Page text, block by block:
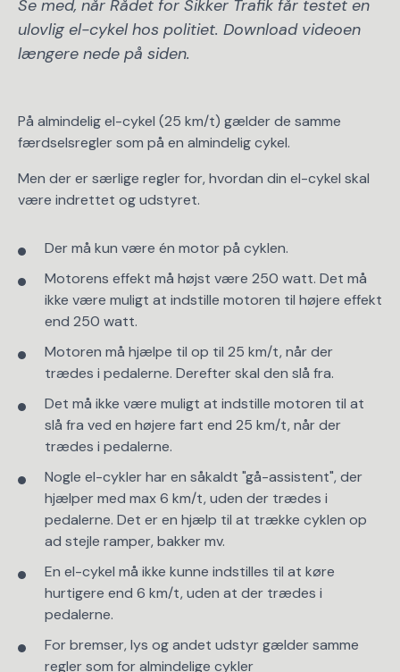
Se med, når Rådet for Sikker Trafik får testet en
ulovlig el-cykel hos politiet. Download videoen
længere nede på siden.
På almindelig el-cykel (25 km/t) gælder de samme
færdselsregler som på en almindelig cykel.
Men der er særlige regler for, hvordan din el-cykel skal
være indrettet og udstyret.
Der må kun være én motor på cyklen.
Motorens effekt må højst være 250 watt. Det må
ikke være muligt at indstille motoren til højere effekt
end 250 watt.
Motoren må hjælpe til op til 25 km/t, når der
trædes i pedalerne. Derefter skal den slå fra.
Det må ikke være muligt at indstille motoren til at
slå fra ved en højere fart end 25 km/t, når der
trædes i pedalerne.
Nogle el-cykler har en såkaldt "gå-assistent", der
hjælper med max 6 km/t, uden der trædes i
pedalerne. Det er en hjælp til at trække cyklen op
ad stejle ramper, bakker mv.
En el-cykel må ikke kunne indstilles til at køre
hurtigere end 6 km/t, uden at der trædes i
pedalerne.
For bremser, lys og andet udstyr gælder samme
regler som for almindelige cykler